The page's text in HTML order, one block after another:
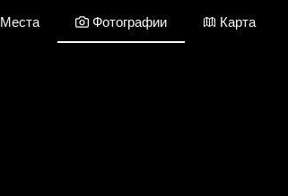
Места Фотографии Карта